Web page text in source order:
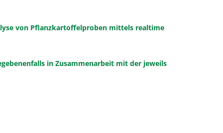
von Pflanzkartoffelproben mittels realtime
in Zusammenarbeit mit der jeweils